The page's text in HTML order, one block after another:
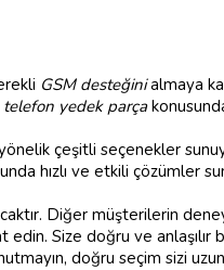
GSM desteğinialmaya
telefon yedek parça
çeşitli seçenekler
hızlı ve etkili çözümler
Diğer müşterilerin
Size doğru ve anlaşılır
doğru seçim sizi